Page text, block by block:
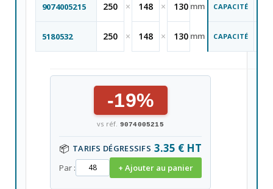
9074005215 250 × 148 × 130 mm CAPACITÉ
5180532 250 × 148 × 130 mm CAPACITÉ
-19%
vs réf. 9074005215
📦 TARIFS DÉGRESSIFS 3.35 € HT
Par : + Ajouter au panier